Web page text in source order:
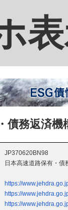
債務返済
JP370620BN98
日本高速道路保有・債
https://
https://
https://